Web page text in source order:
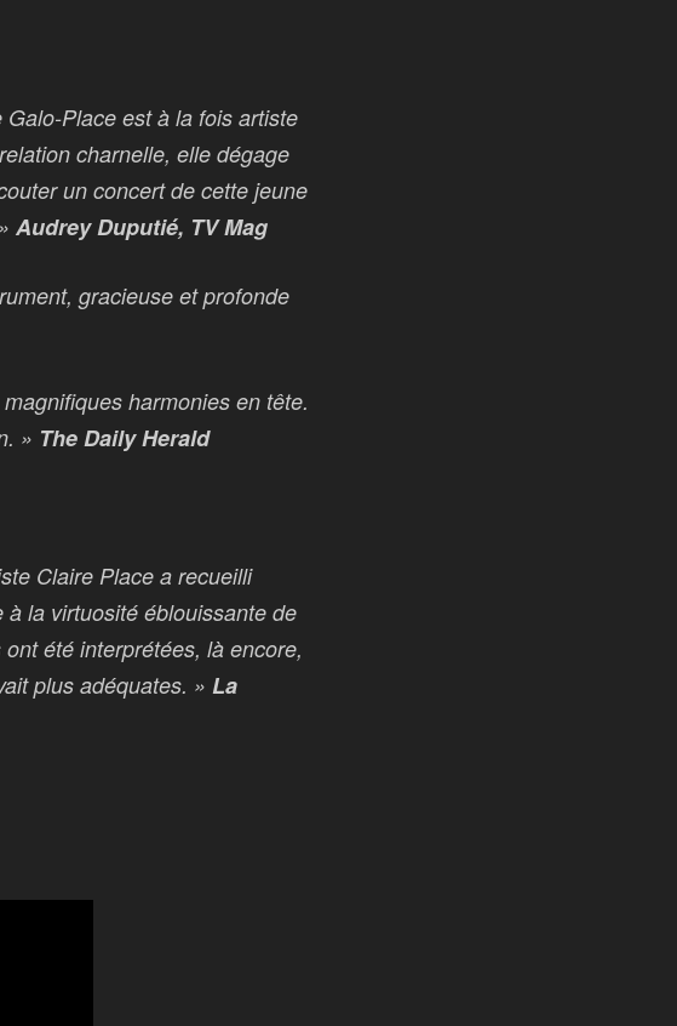
Place est à la fois artiste
charnelle, elle dégage
un concert de cette jeune
Audrey Duputié, TV Mag
gracieuse et profonde
harmonies en tête.
» The Daily Herald
Claire Place a recueilli
à la virtuosité éblouissante de
été interprétées, là encore,
plus adéquates. » La